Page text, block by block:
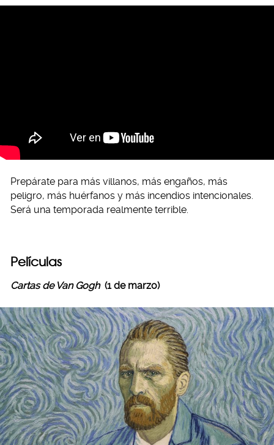
Prepárate para más villanos, más engaños, más
peligro, más huérfanos y más incendios intencionales.
Será una temporada realmente terrible.
Películas
Cartas de Van Gogh (1 de marzo)